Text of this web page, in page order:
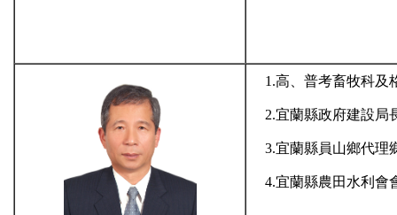
1.高、普考畜牧科及
2.宜蘭縣政府建設局
3.宜蘭縣員山鄉代理
4.宜蘭縣農田水利會